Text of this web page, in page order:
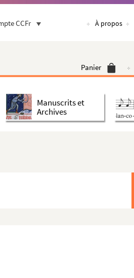
CCFr À propos
Panier
Manuscrits et
Archives